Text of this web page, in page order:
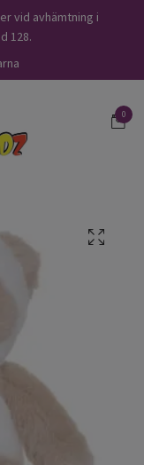
vid avhämtning i
128.
0